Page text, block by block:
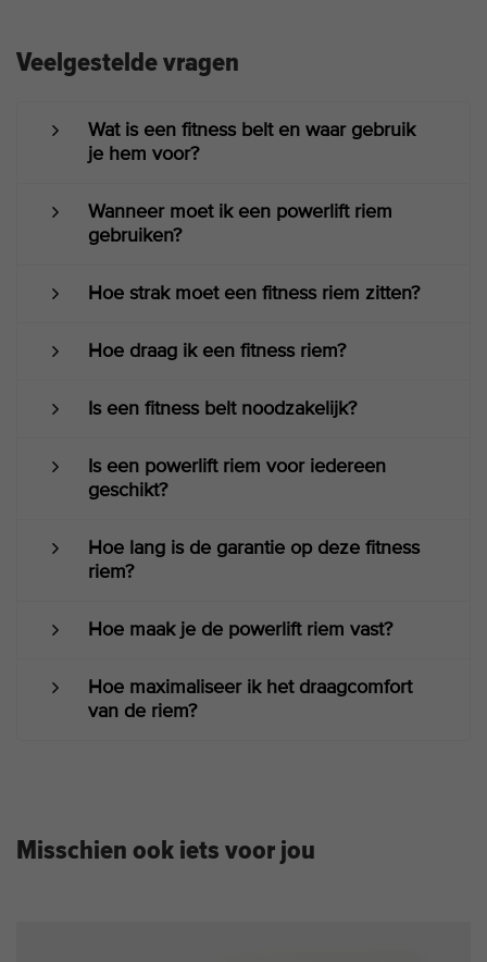
Veelgestelde vragen
Wat is een fitness belt en waar gebruik
je hem voor?
Wanneer moet ik een powerlift riem
gebruiken?
Hoe strak moet een fitness riem zitten?
Hoe draag ik een fitness riem?
Is een fitness belt noodzakelijk?
Is een powerlift riem voor iedereen
geschikt?
Hoe lang is de garantie op deze fitness
riem?
Hoe maak je de powerlift riem vast?
Hoe maximaliseer ik het draagcomfort
van de riem?
Misschien ook iets voor jou